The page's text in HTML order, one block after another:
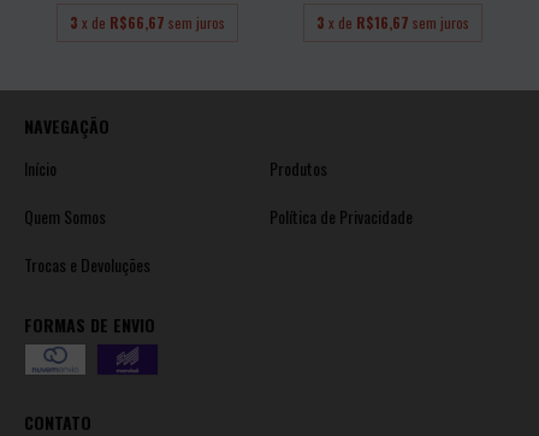
3 x de R$66,67 sem juros 3 x de R$16,67 sem juros
NAVEGAÇÃO
Início
Produtos
Quem Somos
Política de Privacidade
Trocas e Devoluções
FORMAS DE ENVIO
CONTATO